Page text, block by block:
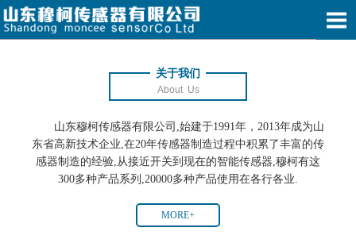
关于我们
About Us
山东穆柯传感器有限公司,始建于1991年，2013年成为山
东省高新技术企业,在20年传感器制造过程中积累了丰富的传
感器制造的经验,从接近开关到现在的智能传感器,穆柯有这
300多种产品系列,20000多种产品使用在各行各业.
MORE+